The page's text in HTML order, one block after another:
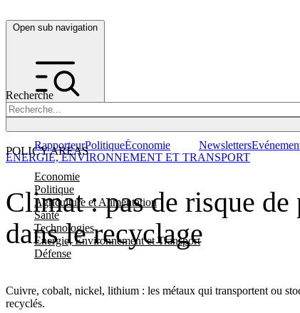
Open sub navigation
Recherche
POLICY AREAS
Economie
Politique
Agriculture et Alimentation
Santé
Technologies
Energie, Environnement et Transport
Défense
RapporteurPolitiqueÉconomie Newsletters
Climat : pas de risque
dans le recyclage
Cuivre, cobalt, nickel, lithium : les métaux qui transportent ou
recyclés.
ENERGIE, ENVIRONNEMENT ET TRANSPORT